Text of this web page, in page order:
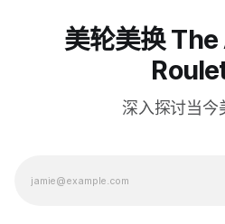
美轮美换
深入探讨当今